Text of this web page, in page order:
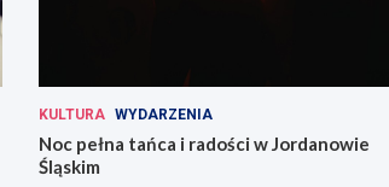
KULTURA WYDARZENIA
Noc pełna tańca i radości w Jordanowie
Śląskim